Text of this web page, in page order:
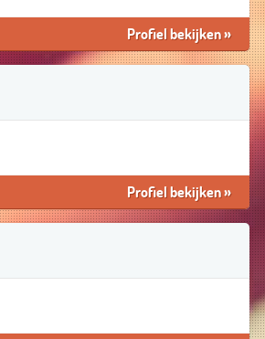
Profiel bekijken»
Profiel bekijken»